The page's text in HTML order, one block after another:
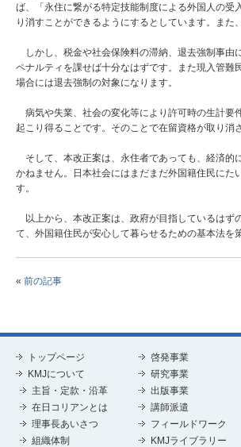
ば、「永住に繋がる特定技能制度による外国人の
り消すことができるようにするとしています。ま
しかし、税金や社会保険料の滞納、退去強制事由
ペナルティを課せば十分なはずです。また現入管
場合には退去強制の対象になります。
病気や失業、社会の変化等により許可時の生計要
起こり得ることです。そのことで在留資格が取り
そして、本改正案は、永住者であっても、経済的
かねません。日本社会にはまだまだ外国籍住民に
す。
以上から、本改正案は、政府が目指しているはず
て、外国籍住民が安心して暮らせるための基本法を
« 前の記事
トップページ
KMJについて
主旨・定款・沿革
在日コリアンとは
理事長あいさつ
組織体制
啓発事業
研究事業
出版事業
講師派遣
フィールドワーク
KMJライブラリー